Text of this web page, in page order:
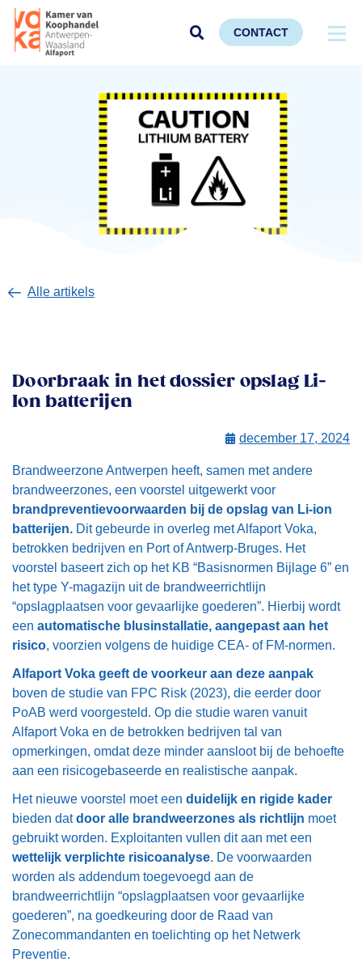
CONTACT
Alle artikels
Doorbraak in het dossier opslag Li-
Ion batterijen
december 17, 2024
Brandweerzone Antwerpen heeft, samen met andere
brandweerzones, een voorstel uitgewerkt voor
brandpreventievoorwaarden bij de opslag van Li-ion
batterijen. Dit gebeurde in overleg met Alfaport Voka,
betrokken bedrijven en Port of Antwerp-Bruges. Het
voorstel baseert zich op het KB “Basisnormen Bijlage 6” en
het type Y-magazijn uit de brandweerrichtlijn
“opslagplaatsen voor gevaarlijke goederen”. Hierbij wordt
een automatische blusinstallatie, aangepast aan het
risico, voorzien volgens de huidige CEA- of FM-normen.
Alfaport Voka geeft de voorkeur aan deze aanpak
boven de studie van FPC Risk (2023), die eerder door
PoAB werd voorgesteld. Op die studie waren vanuit
Alfaport Voka en de betrokken bedrijven tal van
opmerkingen, omdat deze minder aansloot bij de behoefte
aan een risicogebaseerde en realistische aanpak.
Het nieuwe voorstel moet een duidelijk en rigide kader
bieden datdoor alle brandweerzones als richtlijn moet
gebruikt worden. Exploitanten vullen dit aan met een
wettelijk verplichte risicoanalyse. De voorwaarden
worden als addendum toegevoegd aan de
brandweerrichtlijn “opslagplaatsen voor gevaarlijke
goederen”, na goedkeuring door de Raad van
Zonecommandanten en toelichting op het Netwerk
Preventie.